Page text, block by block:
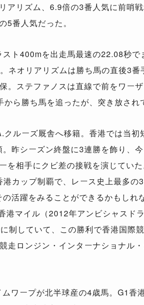
アリズム、6.9倍の3番人気に前哨
番人気だった。
ト400mを出走馬最速の22.08秒で
ネオリアリズムは勝ち馬の直後3番
。ステファノスは直線で前をワー
ら勝ち馬を追ったが、突き放され
ルーズ厩舎へ移籍。香港では当初
昨シーズン終盤に3連勝を飾り、
を相手にクビ差の接戦を演じてい
カップ制覇で、レース史上最多の
活躍をみることができるかもしれ
マイル（2012年アンビシャスド
制していて、この勝利で香港国際
ロンジン・インターナショナル・
ワープが北半球産の4歳馬。G1香